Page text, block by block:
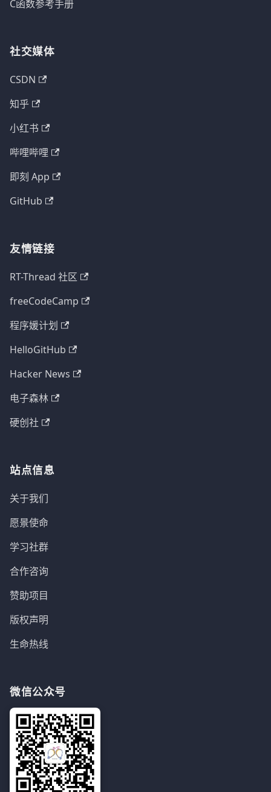
C函数参考手册
社交媒体
CSDN
知乎
小红书
哔哩哔哩
即刻 App
GitHub
友情链接
RT-Thread 社区
freeCodeCamp
程序媛计划
HelloGitHub
Hacker News
电子森林
硬创社
站点信息
关于我们
愿景使命
学习社群
合作咨询
赞助项目
版权声明
生命热线
微信公众号